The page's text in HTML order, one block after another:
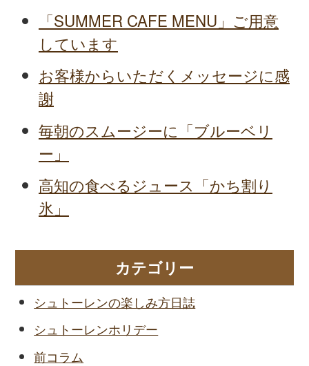
「SUMMER CAFE MENU」ご用意
しています
お客様からいただくメッセージに感
謝
毎朝のスムージーに「ブルーベリ
ー」
高知の食べるジュース「かち割り
氷」
カテゴリー
シュトーレンの楽しみ方日誌
シュトーレンホリデー
前コラム